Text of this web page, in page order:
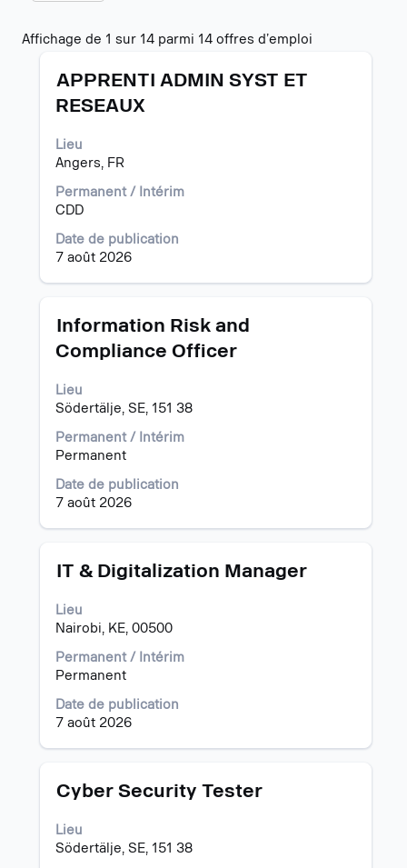
Affichage de 1 sur 14 parmi 14 offres d’emploi
afficher
Titre
APPRENTI ADMIN SYST ET
RESEAUX
Lieu
Angers, FR
Permanent / Intérim
CDD
Date de publication
7 août 2026
Sélectionnez
la
d’espacement
pour
afficher
tout
contenu
des
Titre
Information Risk and
Compliance Officer
Lieu
Södertälje, SE, 151 38
Permanent / Intérim
Permanent
Date de publication
7 août 2026
Sélectionnez
la
d’espacement
pour
afficher
tout
contenu
des
Titre
IT & Digitalization Manager
Lieu
Nairobi, KE, 00500
Permanent / Intérim
Permanent
Date de publication
7 août 2026
Sélectionnez
la
barre
d’espacement
pour
afficher
le
contenu
des
d’emploi.
Titre
Cyber Security Tester
Lieu
Södertälje, SE, 151 38
Sélectionnez
avec
la
barre
d’espacement